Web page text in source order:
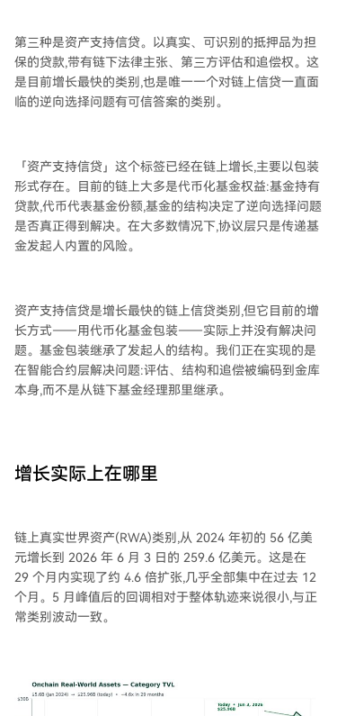
第三种是资产支持信贷。以真实、可识别的抵押品为担
保的贷款,带有链下法律主张、第三方评估和追偿权。这
是目前增长最快的类别,也是唯一一个对链上信贷一直面
临的逆向选择问题有可信答案的类别。
「资产支持信贷」这个标签已经在链上增长,主要以包装
形式存在。目前的链上大多是代币化基金权益:基金持有
贷款,代币代表基金份额,基金的结构决定了逆向选择问题
是否真正得到解决。在大多数情况下,协议层只是传递基
金发起人内置的风险。
资产支持信贷是增长最快的链上信贷类别,但它目前的增
长方式——用代币化基金包装——实际上并没有解决问
题。基金包装继承了发起人的结构。我们正在实现的是
在智能合约层解决问题:评估、结构和追偿被编码到金库
本身,而不是从链下基金经理那里继承。
增长实际上在哪里
链上真实世界资产(RWA)类别,从 2024 年初的 56 亿美
元增长到 2026 年 6 月 3 日的 259.6 亿美元。这是在
29 个月内实现了约 4.6 倍扩张,几乎全部集中在过去 12
个月。5 月峰值后的回调相对于整体轨迹来说很小,与正
常类别波动一致。